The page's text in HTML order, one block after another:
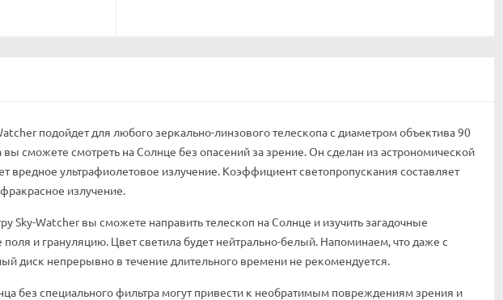
подойдет для любого зеркально-линзового телескопа с диаметром объектива 90
сможете смотреть на Солнце без опасений за зрение. Он сделан из астрономической
вредное ультрафиолетовое излучение. Коэффициент светопропускания составляет
излучение.
Sky-Watcher вы сможете направить телескоп на Солнце и изучить загадочные
и грануляцию. Цвет светила будет нейтрально-белый. Напоминаем, что даже с
диск непрерывно в течение длительного времени не рекомендуется.
без специального фильтра могут привести к необратимым повреждениям зрения и